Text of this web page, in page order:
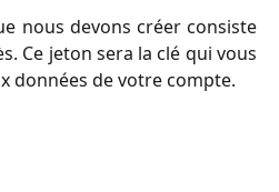
nous devons créer consiste
Ce jeton sera la clé qui vous
données de votre compte.